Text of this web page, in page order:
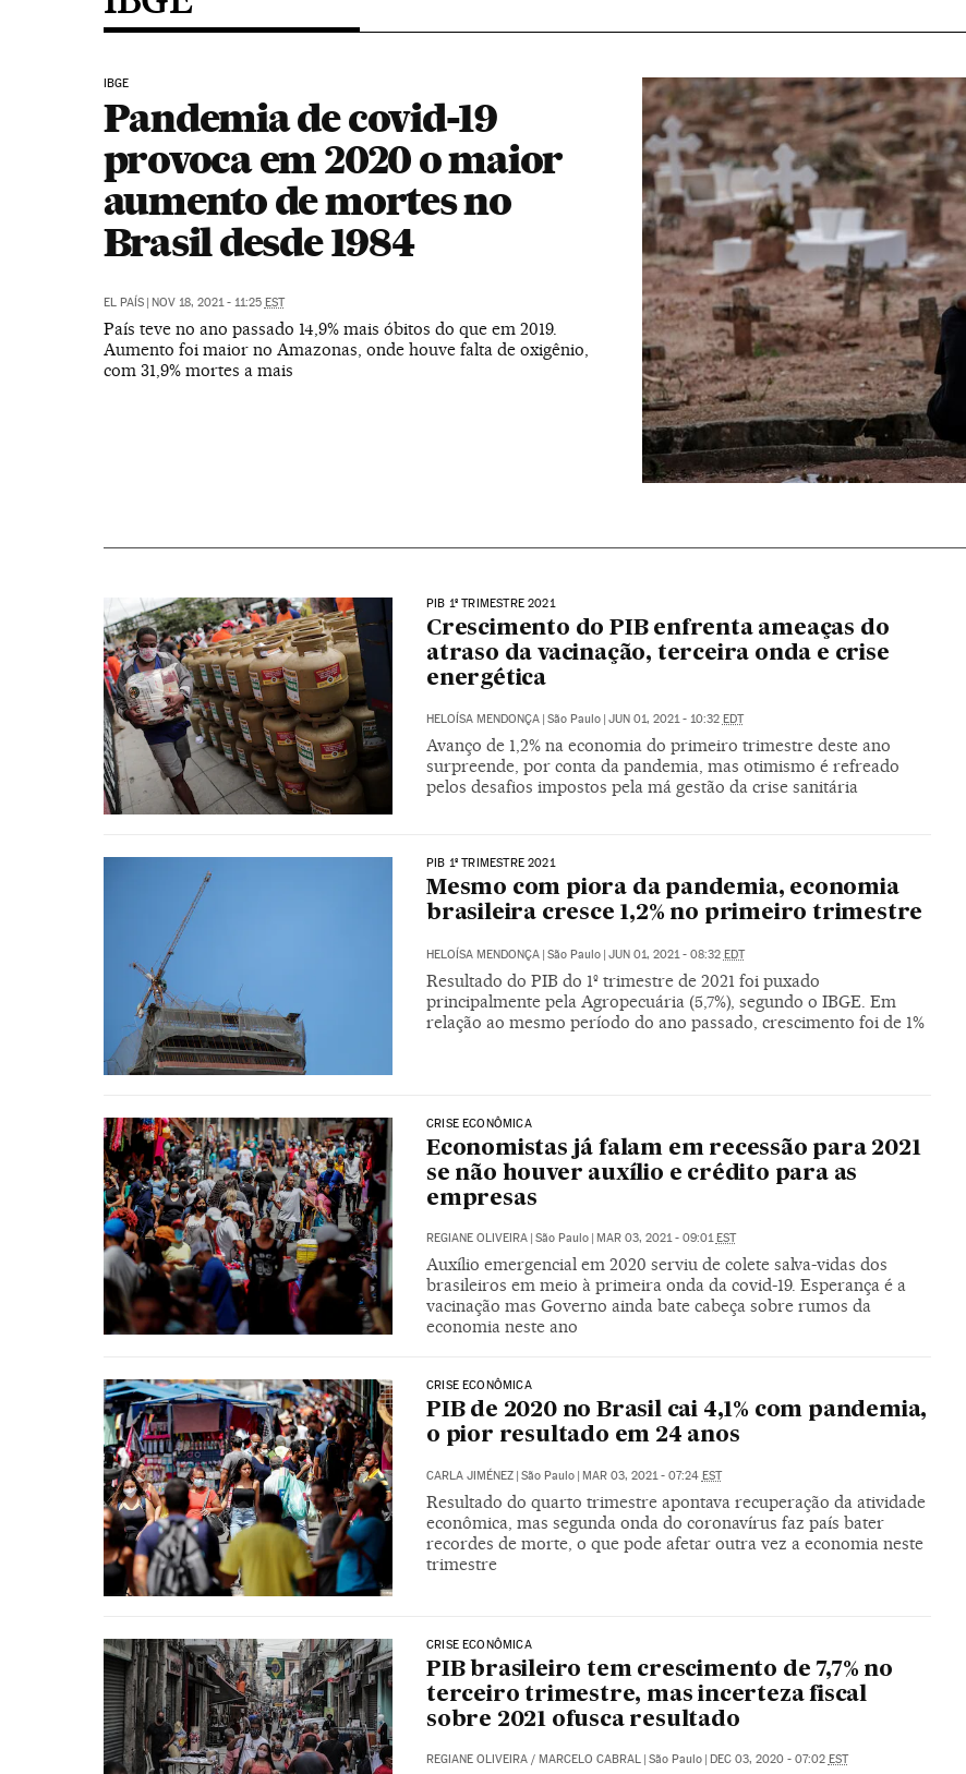
IBGE
Pandemia de covid-19
provoca em 2020 o maior
aumento de mortes no
Brasil desde 1984
EL PAÍS | NOV 18, 2021 - 11:25 EST
País teve no ano passado 14,9% mais óbitos do que em 2019.
Aumento foi maior no Amazonas, onde houve falta de oxigênio,
com 31,9% mortes a mais
PIB 1º TRIMESTRE 2021
Crescimento do PIB enfrenta ameaças do
atraso da vacinação, terceira onda e crise
energética
HELOÍSA MENDONÇA | São Paulo | JUN 01, 2021 - 10:32 EDT
Avanço de 1,2% na economia do primeiro trimestre deste ano
surpreende, por conta da pandemia, mas otimismo é refreado
pelos desafios impostos pela má gestão da crise sanitária
PIB 1º TRIMESTRE 2021
Mesmo com piora da pandemia, economia
brasileira cresce 1,2% no primeiro trimestre
HELOÍSA MENDONÇA São Paulo JUN 01, 2021 - 08:32 EDT
Resultado do PIB do 1º trimestre de 2021 foi puxado
principalmente pela Agropecuária (5,7%), segundo o IBGE. Em
relação ao mesmo período do ano passado, crescimento foi de 1%
CRISE ECONÔMICA
Economistas já falam em recessão para 2021
se não houver auxílio e crédito para as
empresas
REGIANE OLIVEIRA | São Paulo | MAR 03, 2021 - 09:01EST
Auxílio emergencial em 2020 serviu de colete salva-vidas dos
brasileiros em meio à primeira onda da covid-19. Esperança é a
vacinação mas Governo ainda bate cabeça sobre rumos da
economia neste ano
CRISE ECONÔMICA
PIB de 2020 no Brasil cai 4,1% com pandemia,
o pior resultado em 24 anos
CARLA JIMÉNEZ | São Paulo | MAR 03, 2021 - 07:24 EST
Resultado do quarto trimestre apontava recuperação da atividade
econômica, mas segunda onda do coronavírus faz país bater
recordes de morte, o que pode afetar outra vez a economia neste
trimestre
CRISE ECONÔMICA
PIB brasileiro tem crescimento de 7,7% no
terceiro trimestre, mas incerteza fiscal
sobre 2021 ofusca resultado
REGIANE OLIVEIRA/ MARCELO CABRAL São Paulo DEC 03, 2020 - 07:02 EST